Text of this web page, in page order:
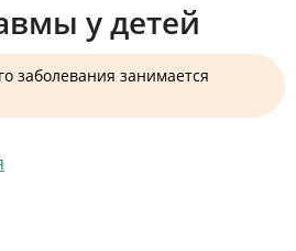
у детей
заболевания занимается